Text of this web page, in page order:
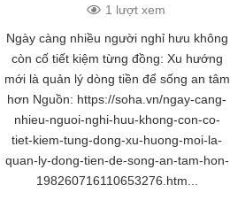
1 lượt xem
Ngày càng nhiều người nghỉ hưu không
còn cố tiết kiệm từng đồng: Xu hướng
mới là quản lý dòng tiền để sống an tâm
hơn Nguồn: https://soha.vn/ngay-cang-
nhieu-nguoi-nghi-huu-khong-con-co-
tiet-kiem-tung-dong-xu-huong-moi-la-
quan-ly-dong-tien-de-song-an-tam-hon-
198260716110653276.htm...